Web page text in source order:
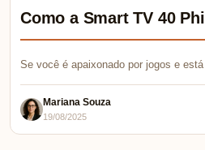
Como a Smart TV 40
Se você é apaixonado por jogos e
Mariana Souza
19/08/2025